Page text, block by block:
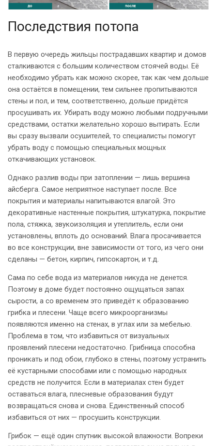
Последствия потопа
В первую очередь жильцы пострадавших квартир и домов
сталкиваются с большим количеством стоячей воды. Её
необходимо убрать как можно скорее, так как чем дольше
она остаётся в помещении, тем сильнее пропитываются
стены и пол, и тем, соответственно, дольше придётся
просушивать их. Убирать воду можно любыми подручными
средствами, остатки желательно хорошо вытирать. Если
вы сразу вызвали осушителей, то специалисты помогут
убрать воду с помощью специальных мощных
откачивающих установок.
Однако разлив воды при затоплении — лишь вершина
айсберга. Самое неприятное наступает после. Все
покрытия и материалы напитываются влагой. Это
декоративные настенные покрытия, штукатурка, покрытие
пола, стяжка, звукоизоляция и утеплитель, если они
установлены, вплоть до оснований. Влага просачивается
во все конструкции, вне зависимости от того, из чего они
сделаны — бетон, кирпич, гипсокартон, и т.д.
Сама по себе вода из материалов никуда не денется.
Поэтому в доме будет постоянно ощущаться запах
сырости, а со временем это приведёт к образованию
грибка и плесени. Чаще всего микроорганизмы
появляются именно на стенах, в углах или за мебелью.
Проблема в том, что избавиться от визуальных
проявлений плесени недостаточно. Грибница способна
проникать и под обои, глубоко в стены, поэтому устранить
её кустарными способами или с помощью народных
средств не получится. Если в материалах стен будет
оставаться влага, плесневые образования будут
возвращаться снова и снова. Единственный способ
избавиться от них — просушить конструкции.
Грибок — ещё один спутник высокой влажности. Вопреки